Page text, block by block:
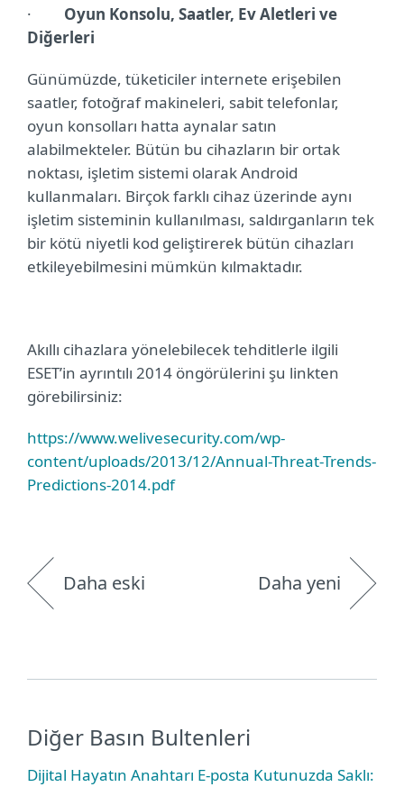
·
Oyun Konsolu, Saatler, Ev Aletleri ve
Diğerleri
Günümüzde, tüketiciler internete erişebilen
saatler, fotoğraf makineleri, sabit telefonlar,
oyun konsolları hatta aynalar satın
alabilmekteler. Bütün bu cihazların bir ortak
noktası, işletim sistemi olarak Android
kullanmaları. Birçok farklı cihaz üzerinde aynı
işletim sisteminin kullanılması, saldırganların tek
bir kötü niyetli kod geliştirerek bütün cihazları
etkileyebilmesini mümkün kılmaktadır.
Akıllı cihazlara yönelebilecek tehditlerle ilgili
ESET’in ayrıntılı 2014 öngörülerini şu linkten
görebilirsiniz:
https://www.welivesecurity.com/wp-
content/uploads/2013/12/Annual-Threat-Trends-
Predictions-2014.pdf
Daha eski Daha yeni
Diğer Basın Bultenleri
Dijital Hayatın Anahtarı E-posta Kutunuzda Saklı: